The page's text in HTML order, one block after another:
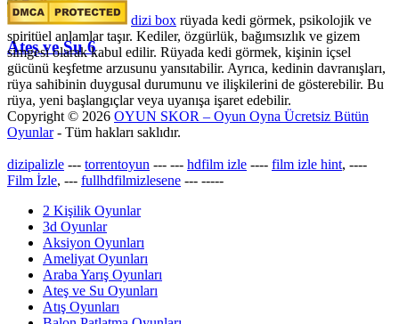
Ateş ve Su 6
dizi box rüyada kedi görmek​, psikolojik ve
spiritüel anlamlar taşır. Kediler, özgürlük, bağımsızlık ve gizem
simgesi olarak kabul edilir. Rüyada kedi görmek, kişinin içsel
gücünü keşfetme arzusunu yansıtabilir. Ayrıca, kedinin davranışları,
rüya sahibinin duygusal durumunu ve ilişkilerini de gösterebilir. Bu
rüya, yeni başlangıçlar veya uyanışa işaret edebilir.
Copyright © 2026 OYUN SKOR – Oyun Oyna Ücretsiz Bütün
Oyunlar- Tüm hakları saklıdır.
dizipalizle --- torrentoyun --- --- hdfilm izle ---- film izle hint, ----
Film İzle, --- fullhdfilmizlesene --- -----
2 Kişilik Oyunlar
3d Oyunlar
Aksiyon Oyunları
Ameliyat Oyunları
Araba Yarış Oyunları
Ateş ve Su Oyunları
Atış Oyunları